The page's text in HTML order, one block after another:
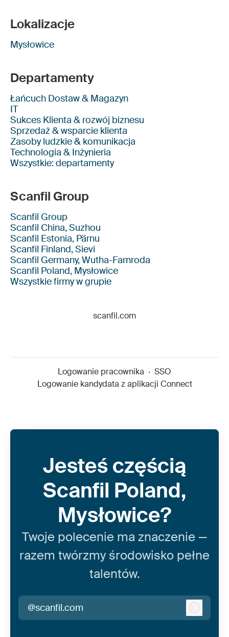
Lokalizacje
Mysłowice
Departamenty
Łańcuch Dostaw & Magazyn
IT
Sukces Klienta & rozwój biznesu
Sprzedaż & wsparcie klienta
Zasoby ludzkie & komunikacja
Technologia & Inżynieria
Wszystkie: departamenty
Scanfil Group
Scanfil Group
Scanfil China, Suzhou
Scanfil Estonia, Pärnu
Scanfil Finland, Sievi
Scanfil Germany, Wutha-Farnroda
Scanfil Poland, Mysłowice
Wszystkie firmy w grupie
scanfil.com
Logowanie pracownika · SSO
Logowanie kandydata z aplikacji Connect
Jesteś częścią
Scanfil Poland,
Mysłowice?
Twoje polecenie ma znaczenie —
razem twórzmy środowisko pełne
talentów.
@scanfil.com